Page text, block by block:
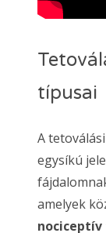
típusai
A
egysíkú
amelyek